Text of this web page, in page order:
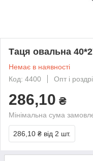
Таця овальна
Немає в наявності
Код: 4400
Опт і
286,10 ₴
Мінімальна сума
286,10 ₴ від 2 шт.